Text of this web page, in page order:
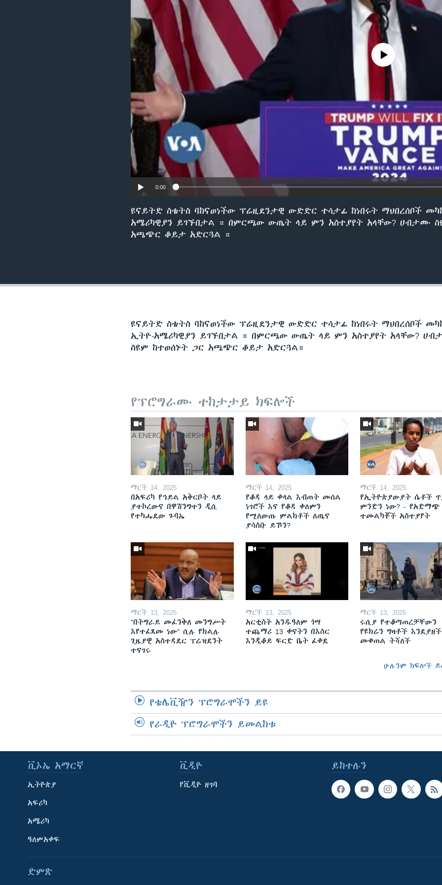
No media source currently
0:00
ዩናይትድ ስቴትስ ባከናወነችው ፕሬዚደንታዊ ውድድር ተሳታፊ ከነበሩት ማህበረሰቦች
አሜሪካዊያን ይገኙበታል ። በምርጫው ውጤት ላይ ምን አስተያየት አላቸው? ሀብታሙ
አጫጭር ቆይታ አድርጓል ።
ዩናይትድ ስቴትስ ባከናወነችው ፕሬዚደንታዊ ውድድር ተሳታፊ ከነበሩት ማህበረሰቦች
ኢትዮ-አሜሪካዊያን ይገኙበታል ። በምርጫው ውጤት ላይ ምን አስተያየት አላቸው?
ስዩም ከተወሰኑት ጋር አጫጭር ቆይታ አድርጓል።
የፕሮግራሙ ተከታታይ ክፍሎች
ማርች 14, 2025
በአፍሪካ የኅይል አቅርቦት ላይ
ያተኮረውና በዋሽንግተን ዲሲ
የተካሔደው ጉባኤ
ማርች 14, 2025
የቆዳ ላይ ቀላል እብጠት መሰል
ነገሮች እና የቆዳ ቀለምን
የሚለውጡ ምልክቶች ለጤና
ያሳስቡ ይኾን?
ማርች 14, 2025
የኢትዮጵያውያት ሴቶች
ምንድን ነው? - የአድማጭ
ተመልካቾች አስተያየት
ማርች 13, 2025
"በትግራይ መፈንቅለ መንግሥት
እየተፈጸመ ነው" ሲሉ የክልሉ
ጊዜያዊ አስተዳደር ፕሬዝደንት
ተናገሩ
ማርች 13, 2025
አርቲስት አንዱዓለም ጎሣ
ተጨማሪ 13 ቀናትን በእስር
እንዲቆይ ፍርድ ቤት ፈቀደ
ማርች 13, 2025
ሩሲያ የተቆጣጠረቻቸውን
የዩክሬን ግዛቶች እንደያዘች
መቀጠል ትሻለች
ሁሉንም ክፍሎች
የቴሌቪዥን ፕሮግራሞችን ይዩ
የራዲዮ ፕሮግራሞችን ይመልከቱ
ይከተሉን
ቪኦኤ አማርኛ
ኢትዮጵያ
አፍሪካ
አሜሪካ
ዓለምአቀፍ
ቪዲዮ
የቪዲዮ ዘገባ
ድምጽ